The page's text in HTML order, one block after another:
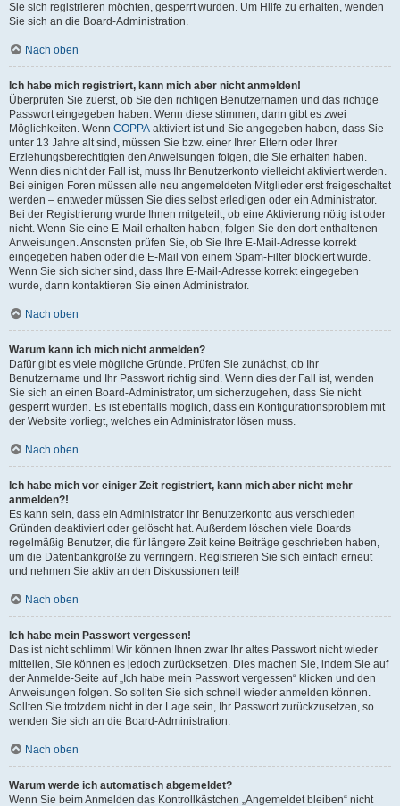
Sie sich registrieren möchten, gesperrt wurden. Um Hilfe zu erhalten, wenden
Sie sich an die Board-Administration.
Nach oben
Ich habe mich registriert, kann mich aber nicht anmelden!
Überprüfen Sie zuerst, ob Sie den richtigen Benutzernamen und das richtige
Passwort eingegeben haben. Wenn diese stimmen, dann gibt es zwei
Möglichkeiten. Wenn COPPA aktiviert ist und Sie angegeben haben, dass Sie
unter 13 Jahre alt sind, müssen Sie bzw. einer Ihrer Eltern oder Ihrer
Erziehungsberechtigten den Anweisungen folgen, die Sie erhalten haben.
Wenn dies nicht der Fall ist, muss Ihr Benutzerkonto vielleicht aktiviert werden.
Bei einigen Foren müssen alle neu angemeldeten Mitglieder erst freigeschaltet
werden – entweder müssen Sie dies selbst erledigen oder ein Administrator.
Bei der Registrierung wurde Ihnen mitgeteilt, ob eine Aktivierung nötig ist oder
nicht. Wenn Sie eine E-Mail erhalten haben, folgen Sie den dort enthaltenen
Anweisungen. Ansonsten prüfen Sie, ob Sie Ihre E-Mail-Adresse korrekt
eingegeben haben oder die E-Mail von einem Spam-Filter blockiert wurde.
Wenn Sie sich sicher sind, dass Ihre E-Mail-Adresse korrekt eingegeben
wurde, dann kontaktieren Sie einen Administrator.
Nach oben
Warum kann ich mich nicht anmelden?
Dafür gibt es viele mögliche Gründe. Prüfen Sie zunächst, ob Ihr
Benutzername und Ihr Passwort richtig sind. Wenn dies der Fall ist, wenden
Sie sich an einen Board-Administrator, um sicherzugehen, dass Sie nicht
gesperrt wurden. Es ist ebenfalls möglich, dass ein Konfigurationsproblem mit
der Website vorliegt, welches ein Administrator lösen muss.
Nach oben
Ich habe mich vor einiger Zeit registriert, kann mich aber nicht mehr
anmelden?!
Es kann sein, dass ein Administrator Ihr Benutzerkonto aus verschieden
Gründen deaktiviert oder gelöscht hat. Außerdem löschen viele Boards
regelmäßig Benutzer, die für längere Zeit keine Beiträge geschrieben haben,
um die Datenbankgröße zu verringern. Registrieren Sie sich einfach erneut
und nehmen Sie aktiv an den Diskussionen teil!
Nach oben
Ich habe mein Passwort vergessen!
Das ist nicht schlimm! Wir können Ihnen zwar Ihr altes Passwort nicht wieder
mitteilen, Sie können es jedoch zurücksetzen. Dies machen Sie, indem Sie auf
der Anmelde-Seite auf „Ich habe mein Passwort vergessen“ klicken und den
Anweisungen folgen. So sollten Sie sich schnell wieder anmelden können.
Sollten Sie trotzdem nicht in der Lage sein, Ihr Passwort zurückzusetzen, so
wenden Sie sich an die Board-Administration.
Nach oben
Warum werde ich automatisch abgemeldet?
Wenn Sie beim Anmelden das Kontrollkästchen „Angemeldet bleiben“ nicht